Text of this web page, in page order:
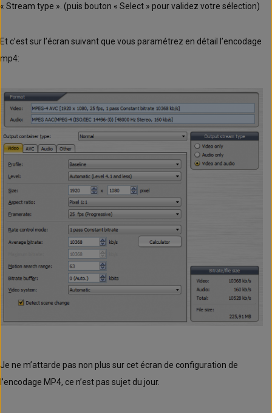
« Stream type ». (puis bouton « Select » pour validez votre sélection)
Et c’est sur l’écran suivant que vous paramétrez en détail l’encodage
mp4:
Je ne m’attarde pas non plus sur cet écran de configuration de
l’encodage MP4, ce n’est pas sujet du jour.